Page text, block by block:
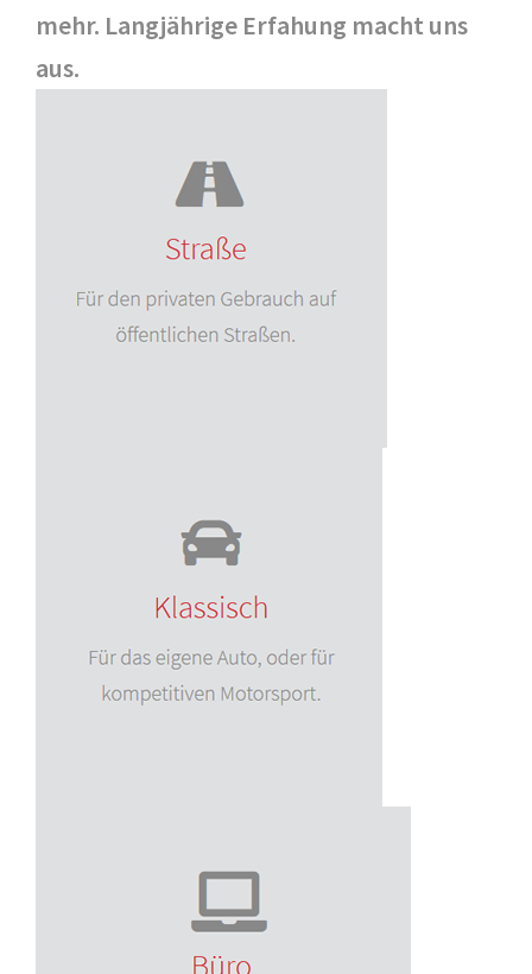
mehr. Langjährige Erfahung macht uns
aus.